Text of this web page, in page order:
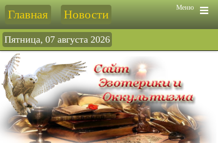
Меню
Главная Новости
Пятница, 07 августа 2026